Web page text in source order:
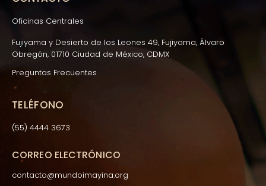
Oficinas Centrales
Fujiyama y Desierto de los Leones 49, Fujiyama, Álvaro
Obregón, 01710 Ciudad de México, CDMX
Preguntas Frecuentes
TELÉFONO
(55) 4444 3673
CORREO ELECTRÓNICO
contacto@mundoimayina.org